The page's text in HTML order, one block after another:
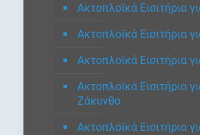
Ακτοπλοϊκά Εισιτήρια
Ακτοπλοϊκά Εισιτήρια
Ακτοπλοϊκά Εισιτήρια
Ακτοπλοϊκά Εισιτήρια
Ζάκυνθο
Ακτοπλοϊκά Εισιτήρια